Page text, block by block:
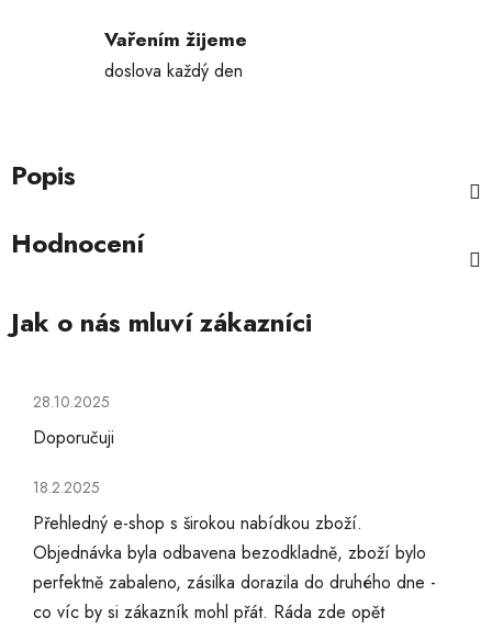
Vařením žijeme
doslova každý den
Popis
Hodnocení
Hodnocení obchodu je 5 z 5 hvězdiček.
28.10.2025
Doporučuji
Hodnocení obchodu je 5 z 5 hvězdiček.
18.2.2025
Přehledný e-shop s širokou nabídkou zboží.
Objednávka byla odbavena bezodkladně, zboží bylo
perfektně zabaleno, zásilka dorazila do druhého dne -
co víc by si zákazník mohl přát. Ráda zde opět